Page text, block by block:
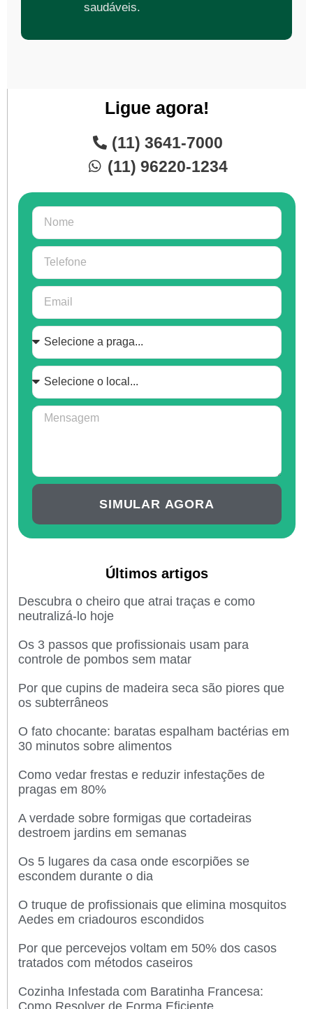
saudáveis.
Ligue agora!
(11) 3641-7000
(11) 96220-1234
SIMULAR AGORA
Últimos artigos
Descubra o cheiro que atrai traças e como
neutralizá-lo hoje
Os 3 passos que profissionais usam para
controle de pombos sem matar
Por que cupins de madeira seca são piores que
os subterrâneos
O fato chocante: baratas espalham bactérias em
30 minutos sobre alimentos
Como vedar frestas e reduzir infestações de
pragas em 80%
A verdade sobre formigas que cortadeiras
destroem jardins em semanas
Os 5 lugares da casa onde escorpiões se
escondem durante o dia
O truque de profissionais que elimina mosquitos
Aedes em criadouros escondidos
Por que percevejos voltam em 50% dos casos
tratados com métodos caseiros
Cozinha Infestada com Baratinha Francesa:
Como Resolver de Forma Eficiente